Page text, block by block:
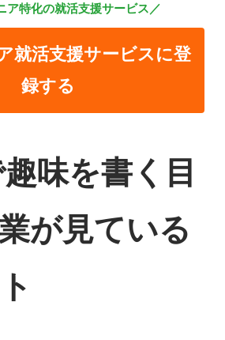
ア特化の就活支援サービス／
就活支援サービスに登
録する
味を書く目
が見ている